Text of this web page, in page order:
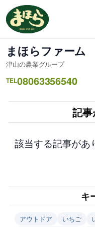
容
を
キ
ッ
プ
まほらファーム
津山の農業グループ
TEL08063356540
記
該当する記事があ
キ
アウトドア いちご